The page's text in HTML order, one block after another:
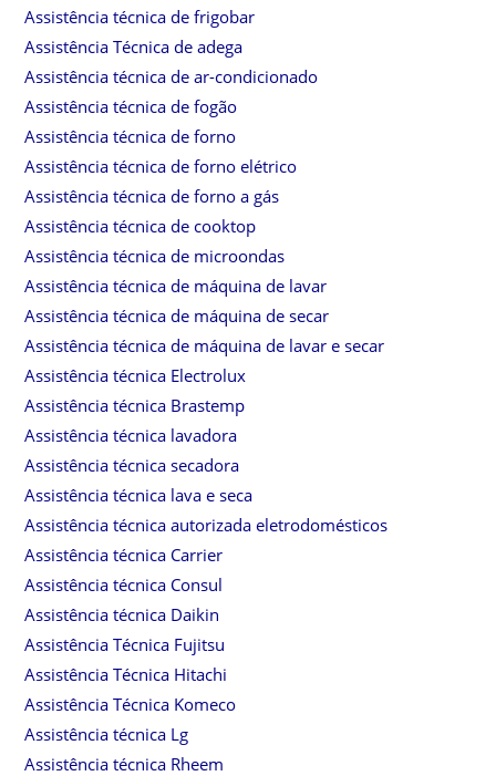
Assistência técnica de frigobar
Assistência Técnica de adega
Assistência técnica de ar-condicionado
Assistência técnica de fogão
Assistência técnica de forno
Assistência técnica de forno elétrico
Assistência técnica de forno a gás
Assistência técnica de cooktop
Assistência técnica de microondas
Assistência técnica de máquina de lavar
Assistência técnica de máquina de secar
Assistência técnica de máquina de lavar e secar
Assistência técnica Electrolux
Assistência técnica Brastemp
Assistência técnica lavadora
Assistência técnica secadora
Assistência técnica lava e seca
Assistência técnica autorizada eletrodomésticos
Assistência técnica Carrier
Assistência técnica Consul
Assistência técnica Daikin
Assistência Técnica Fujitsu
Assistência Técnica Hitachi
Assistência Técnica Komeco
Assistência técnica Lg
Assistência técnica Rheem